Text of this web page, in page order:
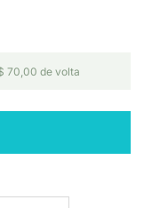
70,00 de volta